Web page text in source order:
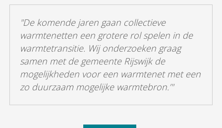
"De komende jaren gaan collectieve
warmtenetten een grotere rol spelen in de
warmtetransitie. Wij onderzoeken graag
samen met de gemeente Rijswijk de
mogelijkheden voor een warmtenet met een
zo duurzaam mogelijke warmtebron.’"